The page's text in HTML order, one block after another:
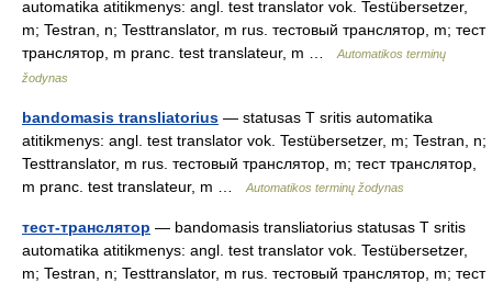
automatika atitikmenys: angl. test translator vok. Testübersetzer,
m; Testran, n; Testtranslator, m rus. тестовый транслятор, m; тест
транслятор, m pranc. test translateur, m …
Automatikos terminų
žodynas
bandomasis transliatorius — statusas T sritis automatika
atitikmenys: angl. test translator vok. Testübersetzer, m; Testran, n;
Testtranslator, m rus. тестовый транслятор, m; тест транслятор,
m pranc. test translateur, m …
Automatikos terminų žodynas
тест-транслятор — bandomasis transliatorius statusas T sritis
automatika atitikmenys: angl. test translator vok. Testübersetzer,
m; Testran, n; Testtranslator, m rus. тестовый транслятор, m; тест